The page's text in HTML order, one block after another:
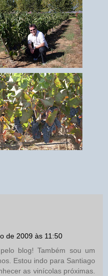
de 2009 às 11:50
blog! Também sou um
Estou indo para Santiago
as vinícolas próximas.